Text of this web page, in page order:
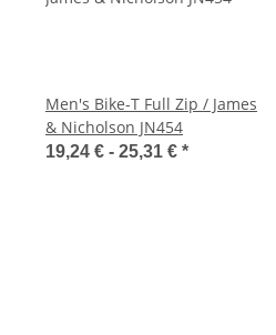
Men's Bike-T Full Zip / James
& Nicholson JN454
19,24 € - 25,31 € *